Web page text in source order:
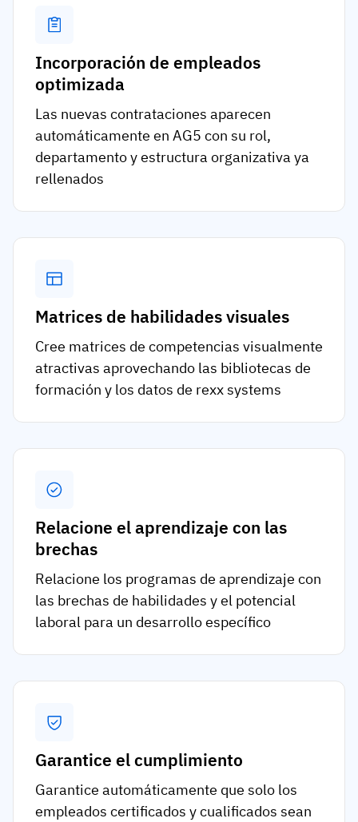
Incorporación de empleados
optimizada
Las nuevas contrataciones aparecen
automáticamente en AG5 con su rol,
departamento y estructura organizativa ya
rellenados
Matrices de habilidades visuales
Cree matrices de competencias visualmente
atractivas aprovechando las bibliotecas de
formación y los datos de rexx systems
Relacione el aprendizaje con las
brechas
Relacione los programas de aprendizaje con
las brechas de habilidades y el potencial
laboral para un desarrollo específico
Garantice el cumplimiento
Garantice automáticamente que solo los
empleados certificados y cualificados sean